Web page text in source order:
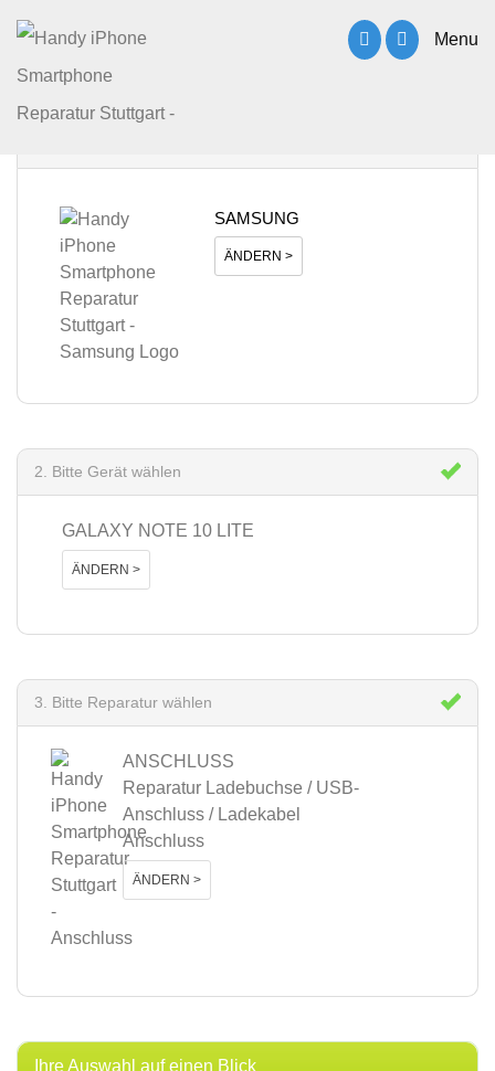
Menu
SAMSUNG
ÄNDERN >
2. Bitte Gerät wählen
GALAXY NOTE 10 LITE
ÄNDERN >
3. Bitte Reparatur wählen
ANSCHLUSS
Reparatur Ladebuchse / USB-
Anschluss / Ladekabel
Anschluss
ÄNDERN >
Ihre Auswahl auf einen Blick